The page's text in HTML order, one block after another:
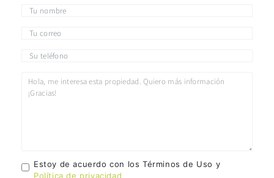
Estoy de acuerdo con los Términos de Uso y
Política de privacidad